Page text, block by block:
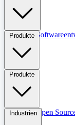
Übersicht
Produkte
Produkte
ÜbersichtOpen
Industrien